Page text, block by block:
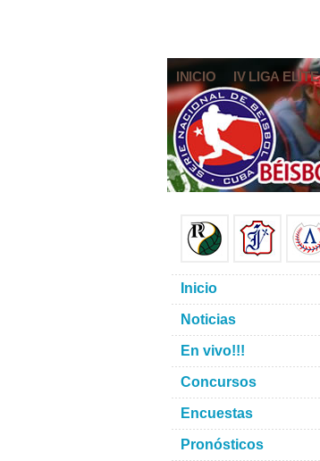
INICIO IV LIGA ELITE
Inicio
Noticias
En vivo!!!
Concursos
Encuestas
Pronósticos